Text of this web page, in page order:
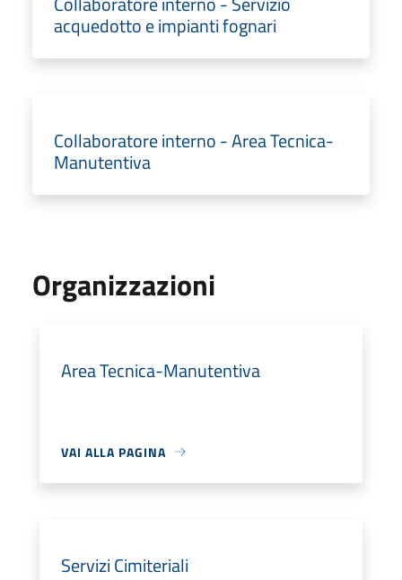
acquedotto e impianti fognari
Collaboratore interno - Area Tecnica-
Manutentiva
Organizzazioni
Area Tecnica-Manutentiva
VAI ALLA PAGINA
Servizi Cimiteriali